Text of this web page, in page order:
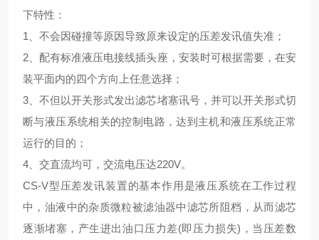
下特性：
1
、不会因碰撞等原因导致原来设定的压差发讯值失准；
2 、配有标准液压电接线插头座，安装时可根据需要，在安
装平面内的四个方向上任意选择；
3 、不但以开关形式发出滤芯堵塞讯号，并可以开关形式切
断与液压系统相关的控制电路，达到主机和液压系统正常
运行的目的；
4 、交直流均可，交流电压达220V。
CS-V型压差发讯装置的基本作用是液压系统在工作过程
中，油液中的杂质微粒被滤油器中滤芯所阻档，从而滤芯
逐渐堵塞，产生进出油口压力差(即压力损失)，当压差数